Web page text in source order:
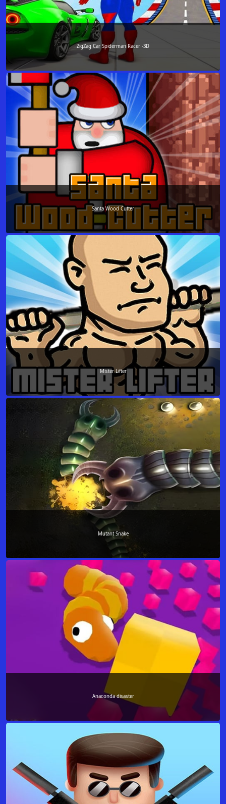
ZigZag Car Spiderman Racer -3D
Santa Wood Cutter
Mister Lifter
Mutant Snake
Anaconda disaster